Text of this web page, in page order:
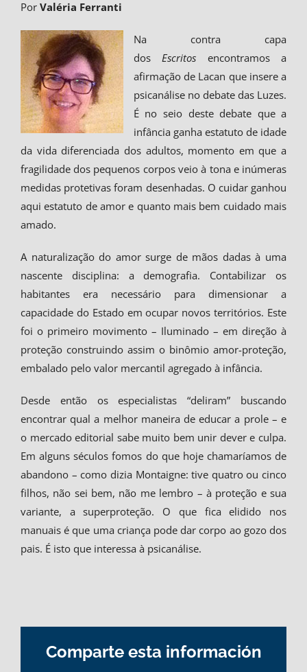
Por Valéria Ferranti
Na contra capa
dosEscritos encontramos a
afirmação de Lacan que insere a
psicanálise no debate das Luzes.
É no seio deste debate que a
infância ganha estatuto de idade
da vida diferenciada dos adultos, momento em que a
fragilidade dos pequenos corpos veio à tona e inúmeras
medidas protetivas foram desenhadas. O cuidar ganhou
aqui estatuto de amor e quanto mais bem cuidado mais
amado.
A naturalização do amor surge de mãos dadas à uma
nascente disciplina: a demografia. Contabilizar os
habitantes era necessário para dimensionar a
capacidade do Estado em ocupar novos territórios. Este
foi o primeiro movimento – Iluminado – em direção à
proteção construindo assim o binômio amor-proteção,
embalado pelo valor mercantil agregado à infância.
Desde então os especialistas “deliram” buscando
encontrar qual a melhor maneira de educar a prole – e
o mercado editorial sabe muito bem unir dever e culpa.
Em alguns séculos fomos do que hoje chamaríamos de
abandono – como dizia Montaigne: tive quatro ou cinco
filhos, não sei bem, não me lembro – à proteção e sua
variante, a superproteção. O que fica elidido nos
manuais é que uma criança pode dar corpo ao gozo dos
pais. É isto que interessa à psicanálise.
Comparte esta información